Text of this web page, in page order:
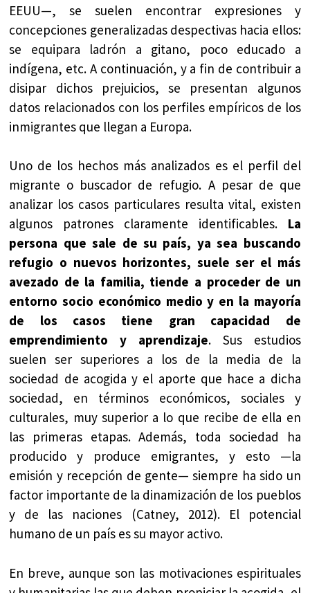
EEUU—, se suelen encontrar expresiones y
concepciones generalizadas despectivas hacia ellos:
se equipara ladrón a gitano, poco educado a
indígena, etc. A continuación, y a fin de contribuir a
disipar dichos prejuicios, se presentan algunos
datos relacionados con los perfiles empíricos de los
inmigrantes que llegan a Europa.
Uno de los hechos más analizados es el perfil del
migrante o buscador de refugio. A pesar de que
analizar los casos particulares resulta vital, existen
algunos patrones claramente identificables. La
persona que sale de su país, ya sea buscando
refugio o nuevos horizontes, suele ser el más
avezado de la familia, tiende a proceder de un
entorno socio económico medio y en la mayoría
de los casos tiene gran capacidad de
emprendimiento y aprendizaje. Sus estudios
suelen ser superiores a los de la media de la
sociedad de acogida y el aporte que hace a dicha
sociedad, en términos económicos, sociales y
culturales, muy superior a lo que recibe de ella en
las primeras etapas. Además, toda sociedad ha
producido y produce emigrantes, y esto —la
emisión y recepción de gente— siempre ha sido un
factor importante de la dinamización de los pueblos
y de las naciones (Catney, 2012). El potencial
humano de un país es su mayor activo.
En breve, aunque son las motivaciones espirituales